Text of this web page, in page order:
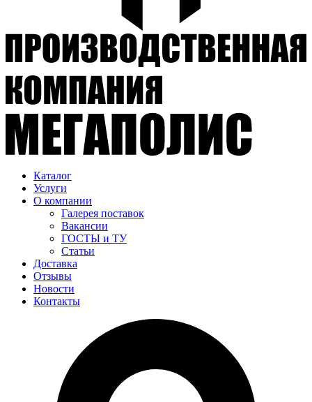
Каталог
Услуги
О компании
Галерея поставок
Вакансии
ГОСТЫ и ТУ
Статьи
Доставка
Отзывы
Новости
Контакты